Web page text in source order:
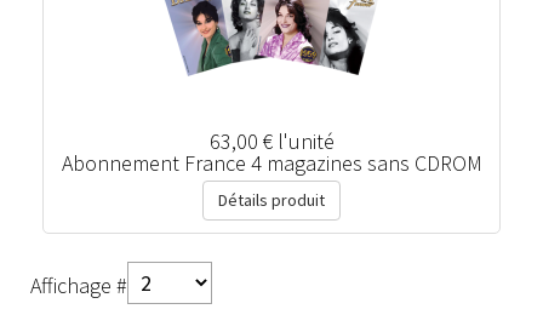
63,00 € l'unité
Abonnement France 4 magazines sans CDROM
Détails produit
Affichage #